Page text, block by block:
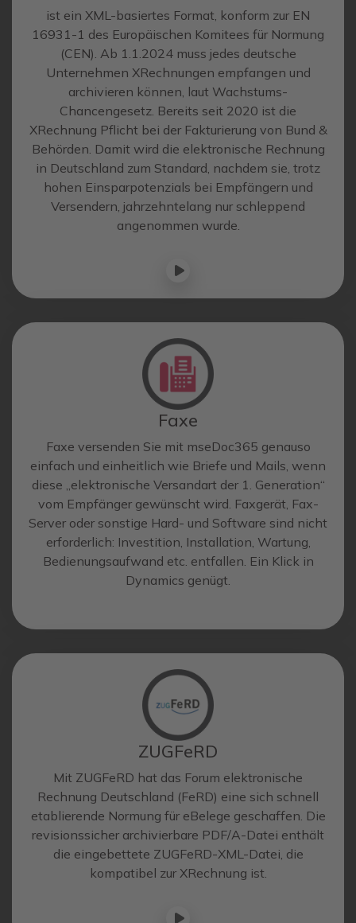
ist ein XML-basiertes Format, konform zur EN
16931-1 des Europäischen Komitees für Normung
(CEN). Ab 1.1.2024 muss jedes deutsche
Unternehmen XRechnungen empfangen und
archivieren können, laut Wachstums­-
Chancengesetz. Bereits seit 2020 ist die
XRechnung Pflicht bei der Fakturierung von Bund &
Behörden. Damit wird die elektronische Rechnung
in Deutschland zum Standard, nachdem sie, trotz
hohen Einsparpotenzials bei Empfängern und
Versendern, jahrzehntelang nur schleppend
angenommen wurde.
Faxe
Faxe versenden Sie mit mseDoc365 genauso
einfach und einheitlich wie Briefe und Mails, wenn
diese „elektronische Versandart der 1. Generation“
vom Empfänger gewünscht wird. Faxgerät, Fax-
Server oder sonstige Hard- und Software sind nicht
erforderlich: Investition, Installation, Wartung,
Bedienungsaufwand etc. entfallen. Ein Klick in
Dynamics genügt.
ZUGFeRD
Mit ZUGFeRD hat das Forum elektronische
Rechnung Deutschland (FeRD) eine sich schnell
etablierende Normung für eBelege geschaffen. Die
revisionssicher archivierbare PDF/A-Datei enthält
die eingebettete ZUGFeRD-XML-Datei, die
kompatibel zur XRechnung ist.